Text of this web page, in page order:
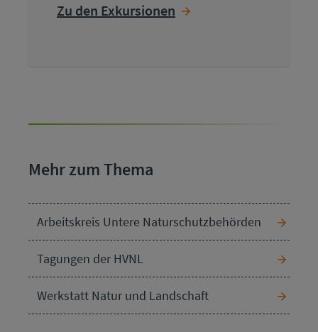
Zu den Exkursionen
Mehr zum Thema
Arbeitskreis Untere Naturschutzbehörden
Tagungen der HVNL
Werkstatt Natur und Landschaft